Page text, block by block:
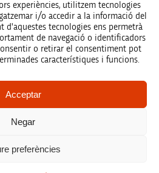
experiències, utilitzem tecnologies
i/o accedir a la informació del
d'aquestes tecnologies ens permetrà
de navegació o identificadors
o retirar el consentiment pot
característiques i funcions.
Acceptar
Negar
preferències